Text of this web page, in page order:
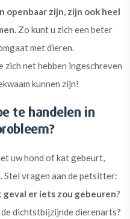
zijn, zijn ook heel
Zo kunt u zich een beter
met dieren.
net hebben ingeschreven
kunnen zijn!
te handelen in
uw hond of kat gebeurt,
Stel vragen aan de petsitter:
er iets zou gebeuren?
dichtstbijzijnde dierenarts?